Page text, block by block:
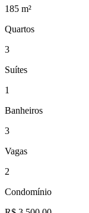
185 m²
Quartos
3
Suítes
1
Banheiros
3
Vagas
2
Condomínio